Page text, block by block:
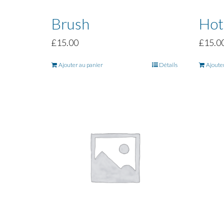
Brush
£15.00
Ajouter au panier Détails
£